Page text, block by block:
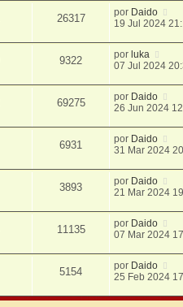
26317 por Daido
19 Jul 2024
9322 por luka
07 Jul 2024
69275 por Daido
26 Jun 2024
6931 por Daido
31 Mar 2024
3893 por Daido
21 Mar 2024
11135 por Daido
07 Mar 2024
5154 por Daido
25 Feb 2024